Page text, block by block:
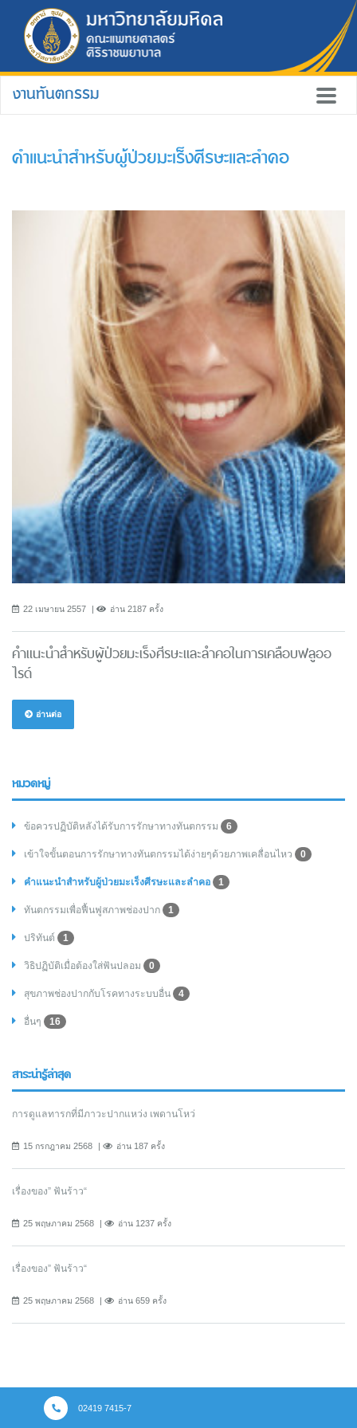
งานทันตกรรม
คำแนะนำสำหรับผู้ป่วยมะเร็งศีรษะและลำคอ
22 เมษายน 2557 อ่าน 2187 ครั้ง
คำแนะนำสำหรับผู้ป่วยมะเร็งศีรษะและลำคอในการเคลือบฟลูออ
ไรด์
อ่านต่อ
หมวดหมู่
ข้อควรปฏิบัติหลังได้รับการรักษาทางทันตกรรม 6
เข้าใจขั้นตอนการรักษาทางทันตกรรมได้ง่ายๆด้วยภาพเคลื่อนไหว 0
คำแนะนำสำหรับผู้ป่วยมะเร็งศีรษะและลำคอ 1
ทันตกรรมเพื่อฟื้นฟูสภาพช่องปาก 1
ปริทันต์ 1
วิธิปฏิบัติเมื่อต้องใส่ฟันปลอม 0
สุขภาพช่องปากกับโรคทางระบบอื่น 4
อื่นๆ 16
สาระน่ารู้ล่าสุด
การดูแลทารกที่มีภาวะปากแหว่ง เพดานโหว่
15 กรกฎาคม 2568 อ่าน 187 ครั้ง
เรื่องของ” ฟันร้าว“
25 พฤษภาคม 2568 อ่าน 1237 ครั้ง
เรื่องของ” ฟันร้าว“
25 พฤษภาคม 2568 อ่าน 659 ครั้ง
02419 7415-7